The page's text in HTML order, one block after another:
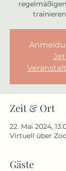
Zeit & Ort
22. Mai 2024,
Virtuell über
Gäste